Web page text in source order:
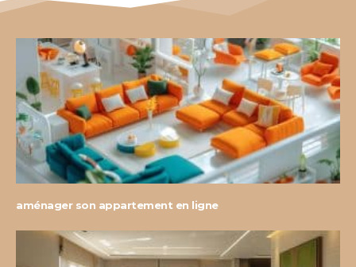
aménager son appartement en ligne